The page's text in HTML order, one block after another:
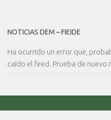
NOTICIAS DEM – FIEIDE
Ha ocurrido un error que,
caído el feed. Prueba de nuevo